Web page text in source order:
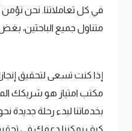
في كل تعاملاتنا. نحن
متناول جميع الباحثين،
إذا كنت تسعى لتحقيق
مكتب امتياز هو شريكك
بخدماتنا لبدء رحلة جديدة
كيف يمكننا دعمك في